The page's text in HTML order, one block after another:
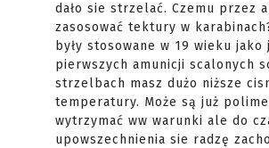
dało sie strzelać. Czemu przez
zasosować tektury w
były stosowane w 19 wieku jako
pierwszych amunicji scalonych
strzelbach masz dużo niższe
temperatury. Może są już
wytrzymać ww warunki ale do
upowszechnienia sie radzę